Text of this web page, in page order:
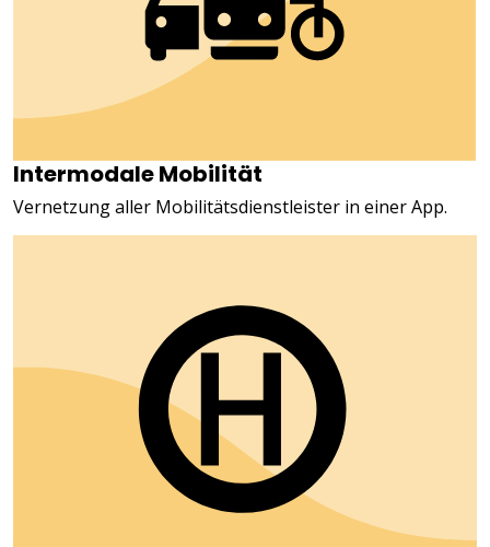
Intermodale Mobilität
Vernetzung aller Mobilitätsdienstleister in einer App.